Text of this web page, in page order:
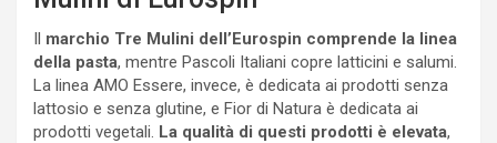
Il marchio Tre Mulini dell’Eurospin comprende la linea
della pasta, mentre Pascoli Italiani copre latticini e salumi.
La linea AMO Essere, invece, è dedicata ai prodotti senza
lattosio e senza glutine, e Fior di Natura è dedicata ai
prodotti vegetali. La qualità di questi prodotti è elevata,